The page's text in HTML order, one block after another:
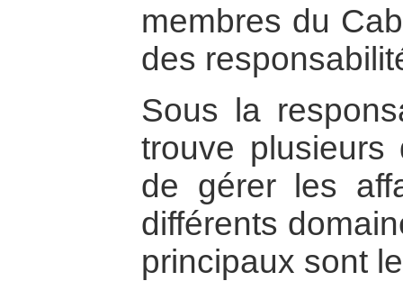
membres du
des
Sous la
trouve plusieurs
de gérer les
différents
principaux sont